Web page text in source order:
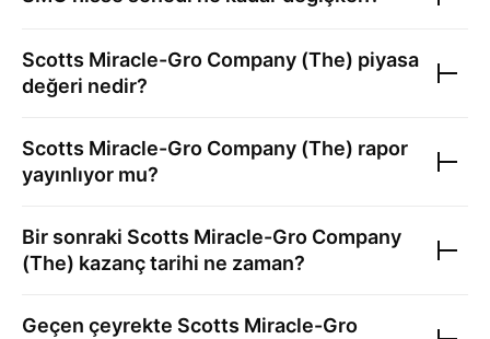
Scotts Miracle-Gro Company (The) piyasa
değeri nedir?
Scotts Miracle-Gro Company (The) rapor
yayınlıyor mu?
Bir sonraki Scotts Miracle-Gro Company
(The) kazanç tarihi ne zaman?
Geçen çeyrekte Scotts Miracle-Gro